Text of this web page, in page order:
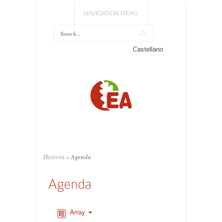
NAVIGATION MENU
Castellano
Hasiera » Agenda
Agenda
Array